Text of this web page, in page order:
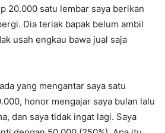
20.000 satu lembar saya berikan
Dia teriak bapak belum ambil
usah engkau bawa jual saja
yang mengantar saya satu
honor mengajar saya bulan lalu
dan saya tidak ingat lagi. Saya